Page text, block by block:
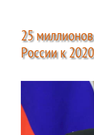
25
России к